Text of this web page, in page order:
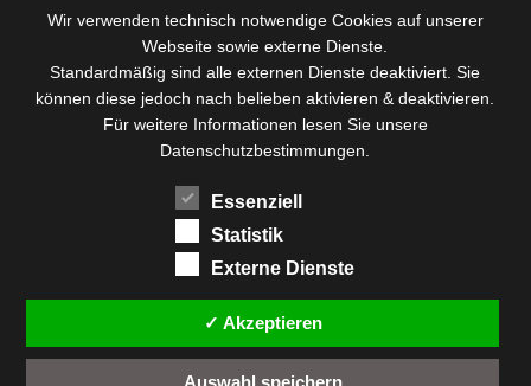
Wir verwenden technisch notwendige Cookies auf unserer
Webseite sowie externe Dienste.
Standardmäßig sind alle externen Dienste deaktiviert. Sie
können diese jedoch nach belieben aktivieren & deaktivieren.
Für weitere Informationen lesen Sie unsere
Datenschutzbestimmungen.
Essenziell
Statistik
Externe Dienste
✓ Akzeptieren